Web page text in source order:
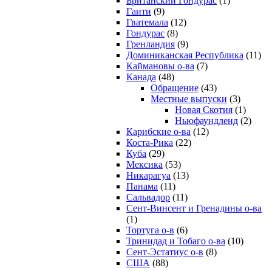
Гаити (9)
Гватемала (12)
Гондурас (8)
Гренландия (9)
Доминиканская Республика (11)
Каймановы о-ва (7)
Канада (48)
Обращение (43)
Местные выпуски (3)
Новая Скотия (1)
Ньюфаундленд (2)
Карибские о-ва (12)
Коста-Рика (22)
Куба (29)
Мексика (53)
Никарагуа (13)
Панама (11)
Сальвадор (11)
Сент-Винсент и Гренадины о-ва
(1)
Тортуга о-в (6)
Тринидад и Тобаго о-ва (10)
Сент-Эстатиус о-в (8)
США (88)